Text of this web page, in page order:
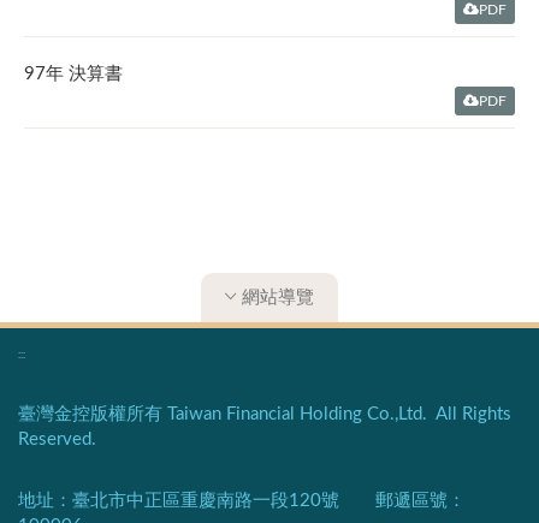
PDF
97年 決算書
PDF
網站導覽
:::
臺灣金控版權所有 Taiwan Financial Holding Co.,Ltd. All Rights
Reserved.
地址：臺北市中正區重慶南路一段120號 郵遞區號：